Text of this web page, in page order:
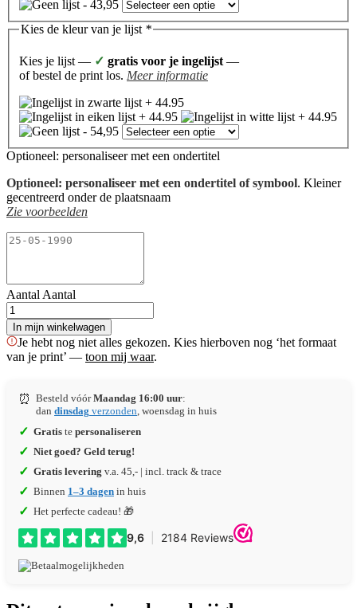
Kies de kleur van je lijst *
Kies je lijst — ✓ gratis voor je ingelijst—
of bestel de print los. Meer informatie
Optioneel: personaliseer met een ondertitel
Optioneel: personaliseer met een ondertitel of symbool. Kleiner
gecentreerd onder de plaatsnaam
Zie voorbeelden
AantalAantal
In mijn winkelwagen
Je hebt nog niet alles gekozen. Kies hierboven nog ‘het formaat
van je print’ — toon mij waar.
⏰ Besteld vóórMaandag 16:00 uur:
dan dinsdag verzonden, woensdag in huis
✓ Gratis te personaliseren
✓ Niet goed? Geld terug!
✓ Gratis levering v.a. 45,- | incl. track & trace
✓ Binnen 1–3 dagen in huis
✓ Het perfecte cadeau! 🎁